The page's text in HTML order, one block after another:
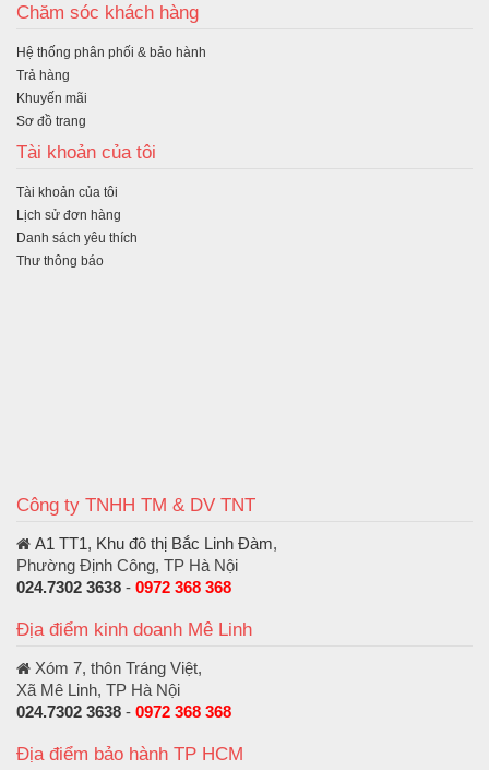
Chăm sóc khách hàng
Hệ thống phân phối & bảo hành
Trả hàng
Khuyến mãi
Sơ đồ trang
Tài khoản của tôi
Tài khoản của tôi
Lịch sử đơn hàng
Danh sách yêu thích
Thư thông báo
Công ty TNHH TM & DV TNT
A1 TT1, Khu đô thị Bắc Linh Đàm,
Phường Định Công, TP Hà Nội
024.7302 3638 - 0972 368 368
Địa điểm kinh doanh Mê Linh
Xóm 7, thôn Tráng Việt,
Xã Mê Linh, TP Hà Nội
024.7302 3638 - 0972 368 368
Địa điểm bảo hành TP HCM